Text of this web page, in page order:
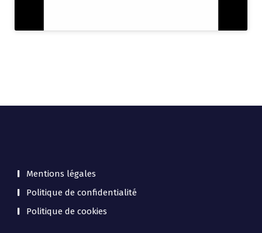
Mentions légales
Politique de confidentialité
Politique de cookies